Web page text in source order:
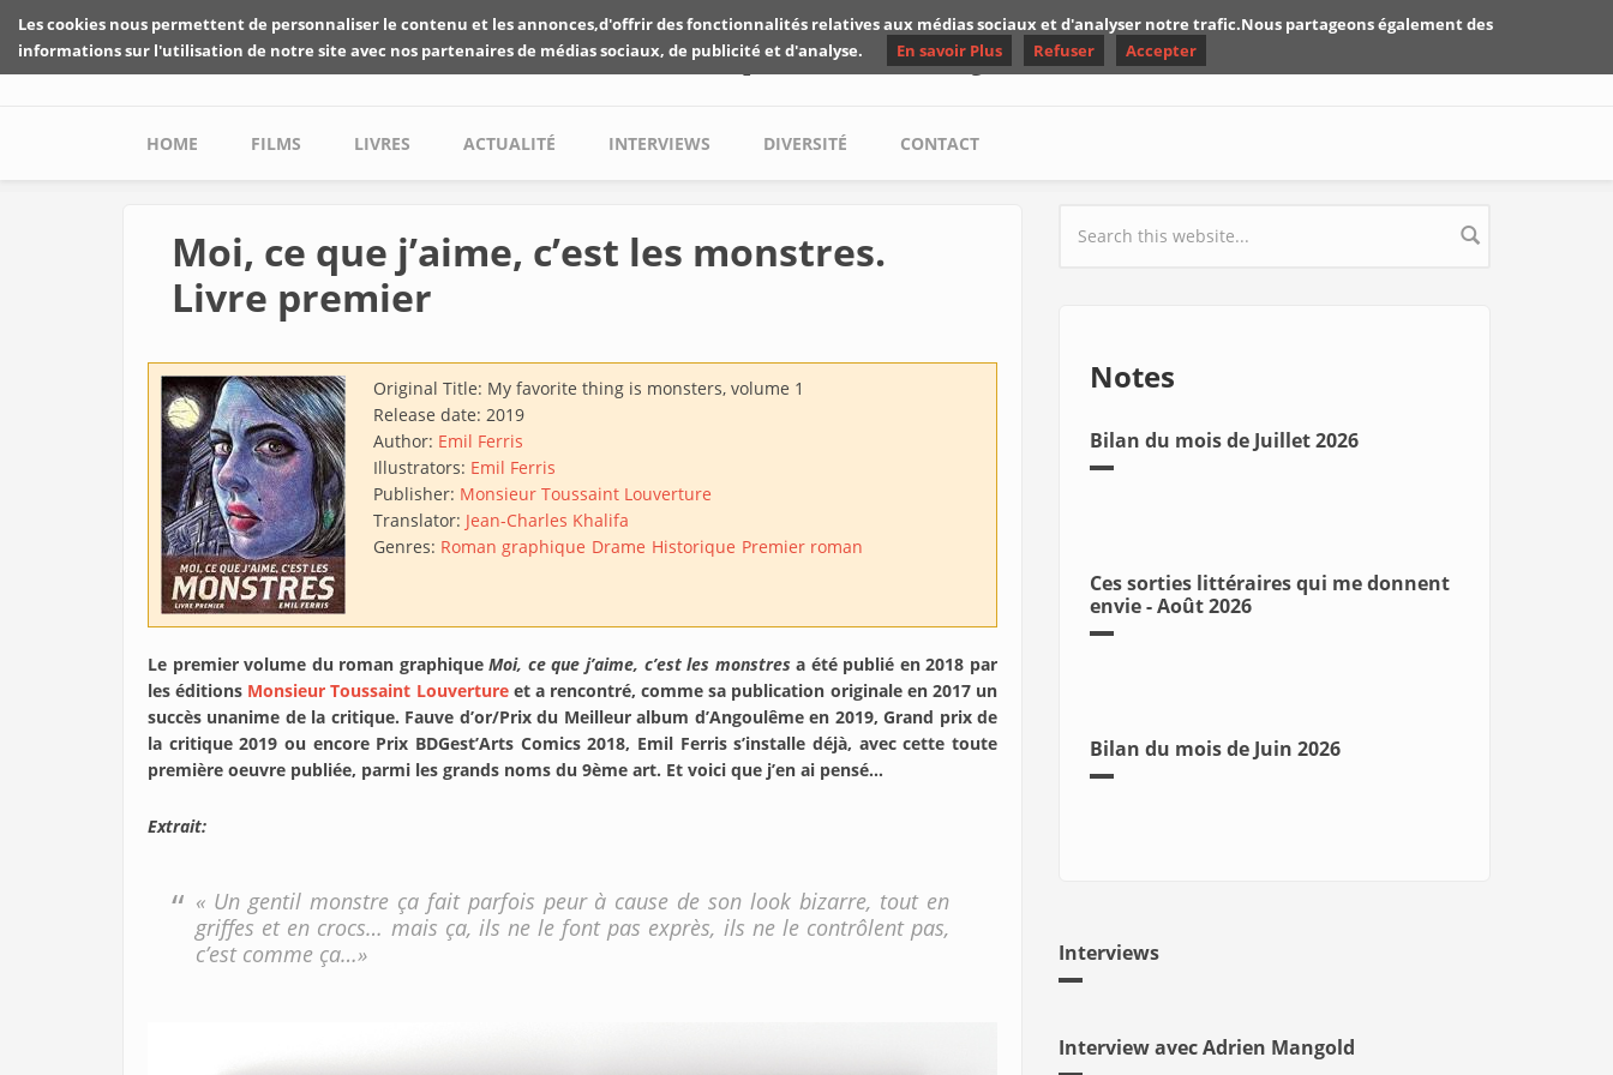
Skip to main content
Les critiques de Yuyine
Main menu
HOME FILMS LIVRES ACTUALITÉ INTERVIEWS DIVERSITÉ CONTACT
Moi, ce que j’aime, c’est les monstres.
Livre premier
Original Title: My favorite thing is monsters, volume 1
Release date: 2019
Author: Emil Ferris
Illustrators: Emil Ferris
Publisher: Monsieur Toussaint Louverture
Translator: Jean-Charles Khalifa
Genres: Roman graphique Drame Historique Premier roman
Le premier volume du roman graphiqueMoi, ce que j’aime, c’est les monstres a été publié en 2018 par
les éditions Monsieur Toussaint Louvertureet a rencontré, comme sa publication originale en 2017 un
succès unanime de la critique. Fauve d’or/Prix du Meilleur album d’Angoulême en 2019, Grand prix de
la critique 2019 ou encore Prix BDGest’Arts Comics 2018, Emil Ferris s’installe déjà, avec cette toute
première oeuvre publiée, parmi les grands noms du 9ème art. Et voici que j’en ai pensé…
Extrait:
« Un gentil monstre ça fait parfois peur à cause de son look bizarre, tout en
griffes et en crocs… mais ça, ils ne le font pas exprès, ils ne le contrôlent pas,
c’est comme ça…»
Search form
Notes
Bilan du mois de Juillet 2026
Ces sorties littéraires qui me donnent
envie - Août 2026
Bilan du mois de Juin 2026
Interviews
Interview avec Adrien Mangold
Les cookies nous permettent de personnaliser le contenu et les annonces,d'offrir des fonctionnalités relatives aux médias sociaux et d'analyser notre trafic.Nous partageons également des
informations sur l'utilisation de notre site avec nos partenaires de médias sociaux, de publicité et d'analyse.
En savoir Plus Refuser Accepter